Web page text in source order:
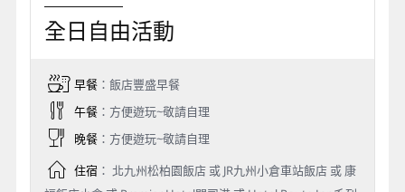
全日自由活動
早餐：飯店豐盛早餐
午餐：方便遊玩~敬請自理
晚餐：方便遊玩~敬請自理
住宿： 北九州松柏園飯店 或 JR九州小倉車站飯店 或 康